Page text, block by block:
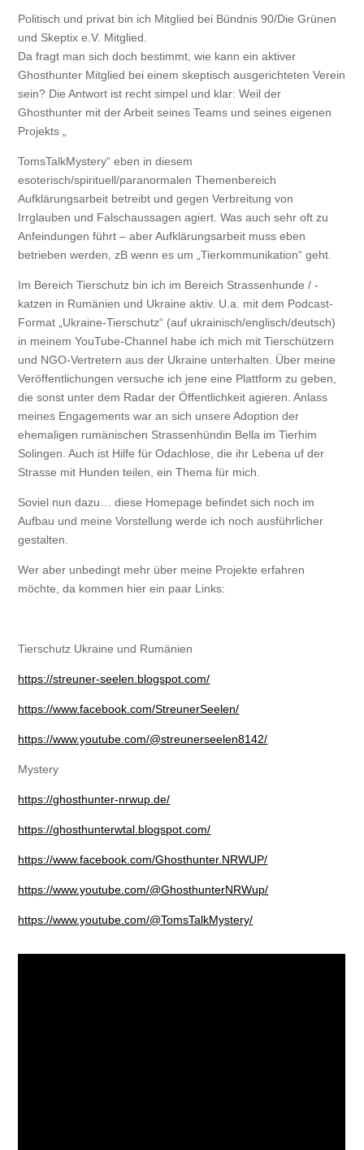
Politisch und privat bin ich Mitglied bei Bündnis 90/Die Grünen
und Skeptix e.V. Mitglied.
Da fragt man sich doch bestimmt, wie kann ein aktiver
Ghosthunter Mitglied bei einem skeptisch ausgerichteten Verein
sein? Die Antwort ist recht simpel und klar: Weil der
Ghosthunter mit der Arbeit seines Teams und seines eigenen
Projekts „
TomsTalkMystery“ eben in diesem
esoterisch/spirituell/paranormalen Themenbereich
Aufklärungsarbeit betreibt und gegen Verbreitung von
Irrglauben und Falschaussagen agiert. Was auch sehr oft zu
Anfeindungen führt – aber Aufklärungsarbeit muss eben
betrieben werden, zB wenn es um „Tierkommunikation“ geht.
Im Bereich Tierschutz bin ich im Bereich Strassenhunde / -
katzen in Rumänien und Ukraine aktiv. U.a. mit dem Podcast-
Format „Ukraine-Tierschutz“ (auf ukrainisch/englisch/deutsch)
in meinem YouTube-Channel habe ich mich mit Tierschützern
und NGO-Vertretern aus der Ukraine unterhalten. Über meine
Veröffentlichungen versuche ich jene eine Plattform zu geben,
die sonst unter dem Radar der Öffentlichkeit agieren. Anlass
meines Engagements war an sich unsere Adoption der
ehemaligen rumänischen Strassenhündin Bella im Tierhim
Solingen. Auch ist Hilfe für Odachlose, die ihr Lebena uf der
Strasse mit Hunden teilen, ein Thema für mich.
Soviel nun dazu… diese Homepage befindet sich noch im
Aufbau und meine Vorstellung werde ich noch ausführlicher
gestalten.
Wer aber unbedingt mehr über meine Projekte erfahren
möchte, da kommen hier ein paar Links:
Tierschutz Ukraine und Rumänien
https://streuner-seelen.blogspot.com/
https://www.facebook.com/StreunerSeelen/
https://www.youtube.com/@streunerseelen8142/
Mystery
https://ghosthunter-nrwup.de/
https://ghosthunterwtal.blogspot.com/
https://www.facebook.com/Ghosthunter.NRWUP/
https://www.youtube.com/@GhosthunterNRWup/
https://www.youtube.com/@TomsTalkMystery/